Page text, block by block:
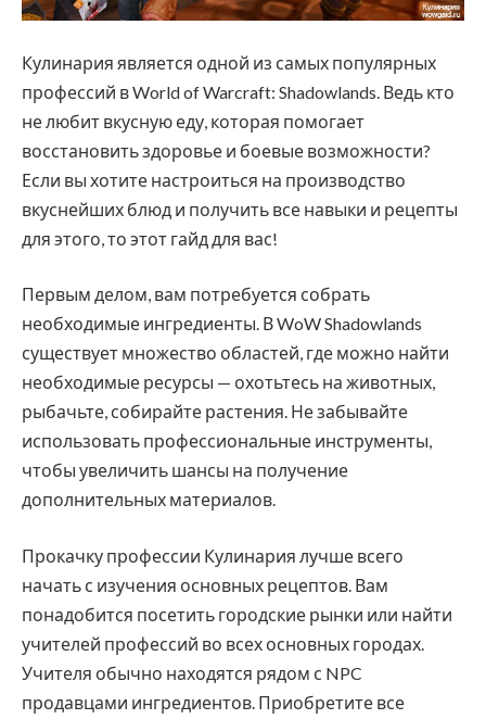
Кулинария является одной из самых популярных
профессий в World of Warcraft: Shadowlands. Ведь кто
не любит вкусную еду, которая помогает
восстановить здоровье и боевые возможности?
Если вы хотите настроиться на производство
вкуснейших блюд и получить все навыки и рецепты
для этого, то этот гайд для вас!
Первым делом, вам потребуется собрать
необходимые ингредиенты. В WoW Shadowlands
существует множество областей, где можно найти
необходимые ресурсы — охотьтесь на животных,
рыбачьте, собирайте растения. Не забывайте
использовать профессиональные инструменты,
чтобы увеличить шансы на получение
дополнительных материалов.
Прокачку профессии Кулинария лучше всего
начать с изучения основных рецептов. Вам
понадобится посетить городские рынки или найти
учителей профессий во всех основных городах.
Учителя обычно находятся рядом с NPC
продавцами ингредиентов. Приобретите все